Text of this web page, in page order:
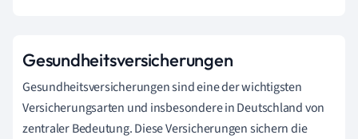
Gesundheitsversicherungen
Gesundheitsversicherungen sind eine der wichtigsten
Versicherungsarten und insbesondere in Deutschland von
zentraler Bedeutung. Diese Versicherungen sichern die